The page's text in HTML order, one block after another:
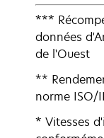
***
données
de l'Ouest
**
norme ISO/
* Vitesses